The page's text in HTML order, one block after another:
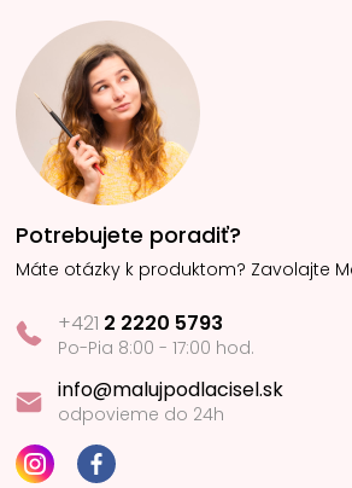
Potrebujete poradiť?
Máte otázky k produktom? Zavolajte
+421 2 2220 5793
Po-Pia 8:00 - 17:00 hod.
info@malujpodlacisel.sk
odpovieme do 24h